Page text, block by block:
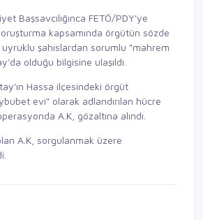
Başsavcılığınca FETÖ/PDY'ye
kapsamında örgütün sözde
şahıslardan sorumlu "mahrem
olduğu bilgisine ulaşıldı.
Hassa ilçesindeki örgüt
evi" olarak adlandırılan hücre
A.K, gözaltına alındı.
A.K, sorgulanmak üzere